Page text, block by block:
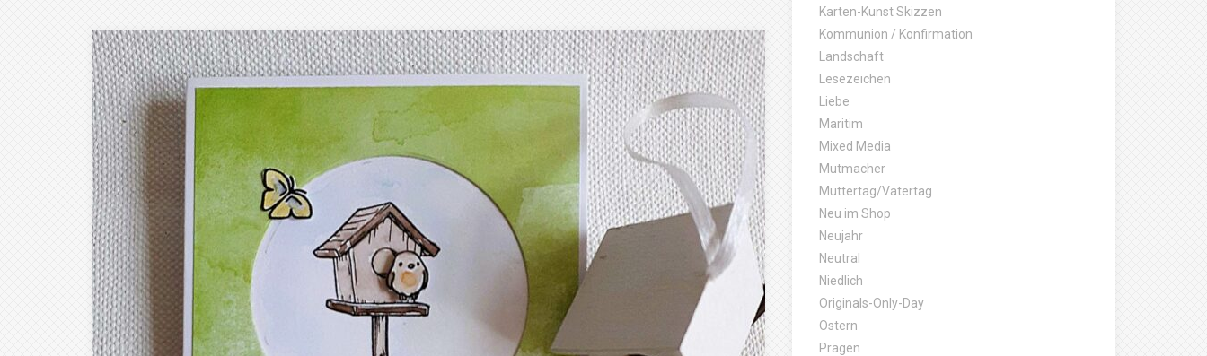
Karten-Kunst Skizzen
Kommunion / Konfirmation
Landschaft
Lesezeichen
Liebe
Maritim
Mixed Media
Mutmacher
Muttertag/Vatertag
Neu im Shop
Neujahr
Neutral
Niedlich
Originals-Only-Day
Ostern
Prägen